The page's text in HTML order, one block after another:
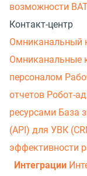
возможности
Контакт-центр
Омниканальный
Омниканальные
персоналом
отчетов Робот-
ресурсами База
(API) для УВК
эффективности
Интеграции